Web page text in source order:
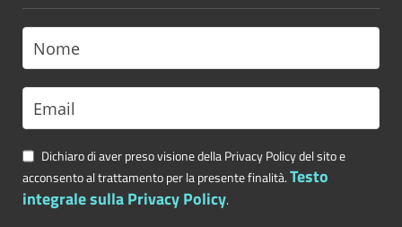
Dichiaro di aver preso visione della Privacy Policy del sito e
acconsento al trattamento per la presente finalità.Testo
integrale sulla Privacy Policy.